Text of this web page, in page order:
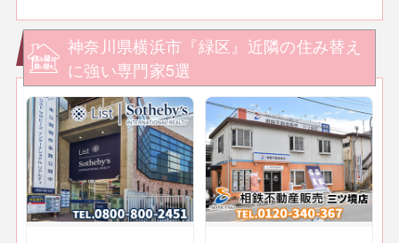
神奈川県横浜市『緑区』近隣の住み替え
に強い専門家5選